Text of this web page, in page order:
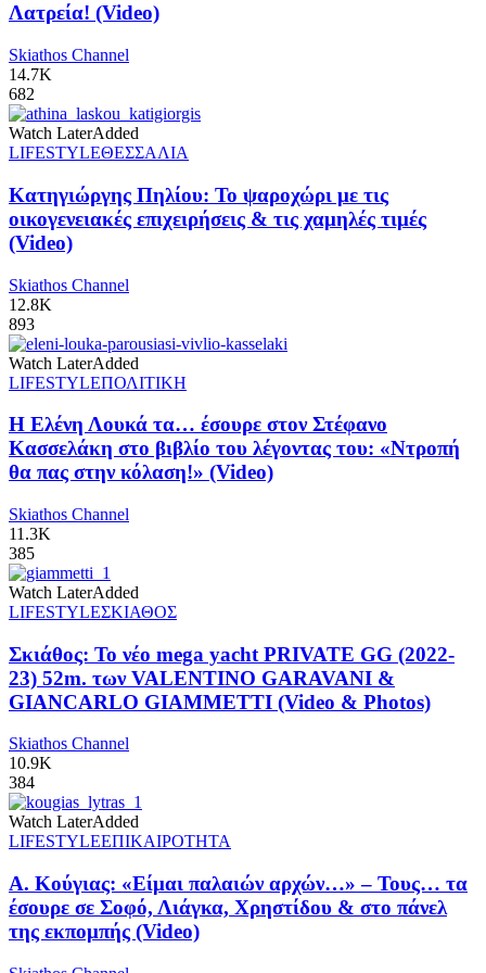
Λατρεία! (Video)
Skiathos Channel
14.7K
682
Watch LaterAdded
LIFESTYLEΘΕΣΣΑΛΙΑ
Κατηγιώργης Πηλίου: Το ψαροχώρι με τις
οικογενειακές επιχειρήσεις & τις χαμηλές τιμές
(Video)
Skiathos Channel
12.8K
893
Watch LaterAdded
LIFESTYLEΠΟΛΙΤΙΚΗ
Η Ελένη Λουκά τα… έσουρε στον Στέφανο
Κασσελάκη στο βιβλίο του λέγοντας του: «Ντροπή
θα πας στην κόλαση!» (Video)
Skiathos Channel
11.3K
385
Watch LaterAdded
LIFESTYLEΣΚΙΑΘΟΣ
Σκιάθος: Το νέο mega yacht PRIVATE GG (2022-
23) 52m. των VALENTINO GARAVANI &
GIANCARLO GIAMMETTI (Video & Photos)
Skiathos Channel
10.9K
384
Watch LaterAdded
LIFESTYLEΕΠΙΚΑΙΡΟΤΗΤΑ
Α. Κούγιας: «Είμαι παλαιών αρχών…» – Τους… τα
έσουρε σε Σοφό, Λιάγκα, Χρηστίδου & στο πάνελ
της εκπομπής (Video)